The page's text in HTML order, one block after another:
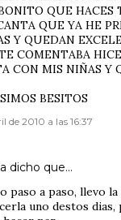
QUE HACES
QUE YA HE
Y QUEDAN
COMENTABA
CON MIS NIÑAS Y
BESITOS
de 2010 a las 16:37
dicho que…
paso a paso, llevo
uno destos dias,